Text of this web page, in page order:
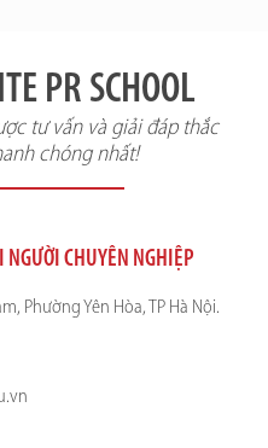
PR SCHOOL
tư vấn và giải đáp thắc
chóng nhất!
NGƯỜI CHUYÊN NGHIỆP
Phường Yên Hòa, TP Hà Nội.